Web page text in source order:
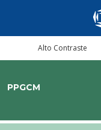
Estude aqui
Cursos
A Univates
Pesquisa e Inovação
Extensão
Cultura e Lazer
Serviços
Alto Contraste
PPGCM